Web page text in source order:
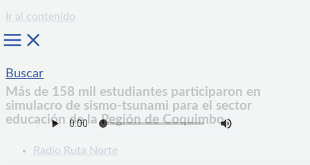
Ir al contenido
Buscar
Más de 158 mil estudiantes participaron en
simulacro de sismo-tsunami para el sector
educación de la Región de Coquimbo
Radio Ruta Norte